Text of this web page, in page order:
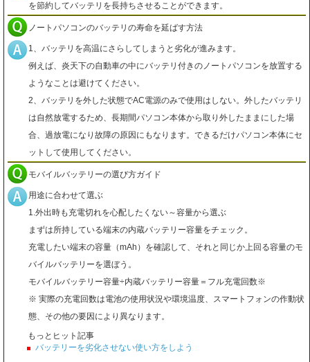
を節約してバッテリを長持ちさせることができます。
ノートパソコンのバッテリの寿命を延ばす方法
1、バッテリを高温にさらしてしまうと劣化が進みます。
例えば、炎天下の自動車の中にバッテリ付きのノートパソコンを放置する
ようなことは避けてください。
2、バッテリを外した状態でAC電源のみで使用はしない。外したバッテリ
は自然放電するため、長期間パソコン本体から取り外したままにした場
合、過放電になり故障の原因にもなります。できるだけパソコン本体にセ
ットして使用してください。
モバイルバッテリーの選び方ガイド
用途に合わせて選ぶ
1.外出時も充電切れを心配したくない～容量から選ぶ
まずは所持している端末の内蔵バッテリー容量をチェック。
充電したい端末の容量（mAh）を確認して、それと同じか上回る容量のモ
バイルバッテリーを選ぼう。
モバイルバッテリー容量÷内蔵バッテリー容量＝フル充電回数※
※ 実際の充電回数は電池の使用状況や環境温度、スマートフォンの作動状
態、その他の要因により異なります。
もっとヒット記事
バッテリーを劣化させない使い方をしよう